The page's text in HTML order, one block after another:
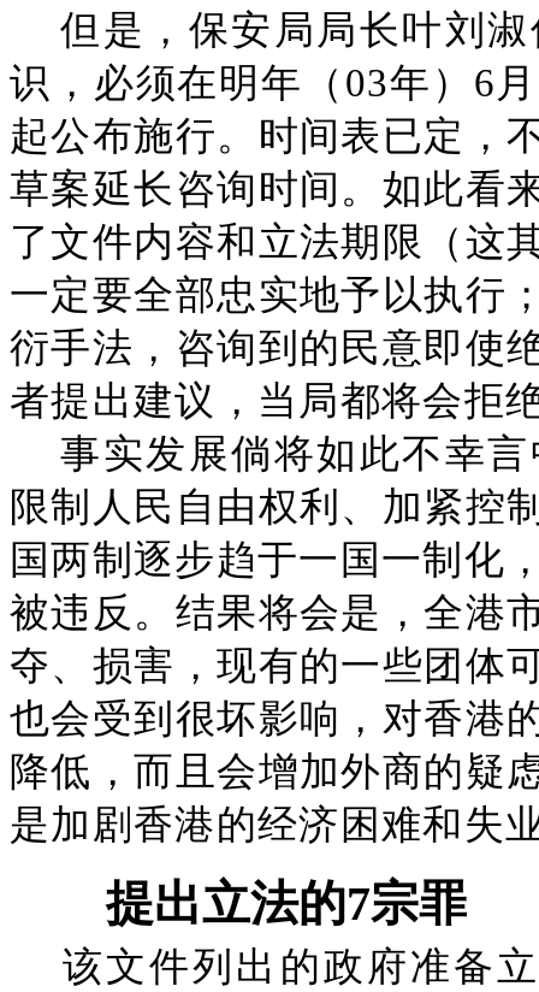
但是，保安局局长叶刘
识，必须在明年（03年）6
起公布施行。时间表已定，
草案延长咨询时间。如此看
了文件内容和立法期限（这
一定要全部忠实地予以执行
衍手法，咨询到的民意即使
者提出建议，当局都将会拒
事实发展倘将如此不幸
限制人民自由权利、加紧控
国两制逐步趋于一国一制化
被违反。结果将会是，全港
夺、损害，现有的一些团体
也会受到很坏影响，对香港
降低，而且会增加外商的疑
是加剧香港的经济困难和失
提出立法的7宗罪
该文件列出的政府准备